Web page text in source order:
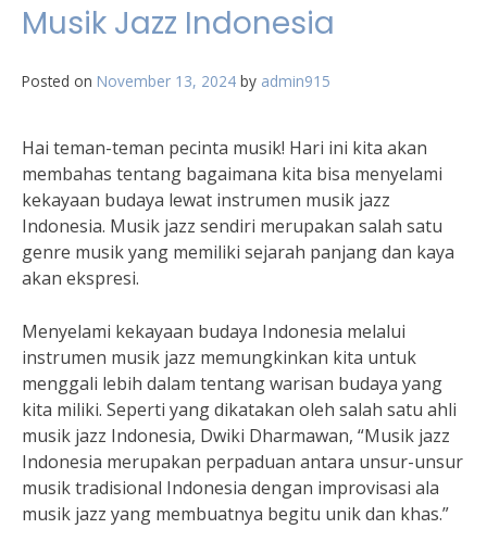
Musik Jazz Indonesia
Posted on November 13, 2024 by admin915
Hai teman-teman pecinta musik! Hari ini kita akan
membahas tentang bagaimana kita bisa menyelami
kekayaan budaya lewat instrumen musik jazz
Indonesia. Musik jazz sendiri merupakan salah satu
genre musik yang memiliki sejarah panjang dan kaya
akan ekspresi.
Menyelami kekayaan budaya Indonesia melalui
instrumen musik jazz memungkinkan kita untuk
menggali lebih dalam tentang warisan budaya yang
kita miliki. Seperti yang dikatakan oleh salah satu ahli
musik jazz Indonesia, Dwiki Dharmawan, “Musik jazz
Indonesia merupakan perpaduan antara unsur-unsur
musik tradisional Indonesia dengan improvisasi ala
musik jazz yang membuatnya begitu unik dan khas.”